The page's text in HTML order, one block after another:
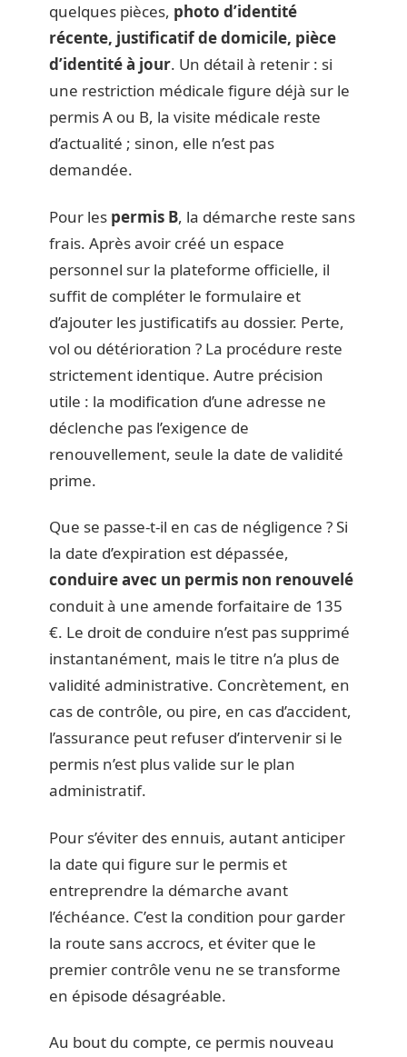
quelques pièces, photo d’identité
récente, justificatif de domicile, pièce
d’identité à jour. Un détail à retenir : si
une restriction médicale figure déjà sur le
permis A ou B, la visite médicale reste
d’actualité ; sinon, elle n’est pas
demandée.
Pour les permis B, la démarche reste sans
frais. Après avoir créé un espace
personnel sur la plateforme officielle, il
suffit de compléter le formulaire et
d’ajouter les justificatifs au dossier. Perte,
vol ou détérioration ? La procédure reste
strictement identique. Autre précision
utile : la modification d’une adresse ne
déclenche pas l’exigence de
renouvellement, seule la date de validité
prime.
Que se passe-t-il en cas de négligence ? Si
la date d’expiration est dépassée,
conduire avec un permis non renouvelé
conduit à une amende forfaitaire de 135
€. Le droit de conduire n’est pas supprimé
instantanément, mais le titre n’a plus de
validité administrative. Concrètement, en
cas de contrôle, ou pire, en cas d’accident,
l’assurance peut refuser d’intervenir si le
permis n’est plus valide sur le plan
administratif.
Pour s’éviter des ennuis, autant anticiper
la date qui figure sur le permis et
entreprendre la démarche avant
l’échéance. C’est la condition pour garder
la route sans accrocs, et éviter que le
premier contrôle venu ne se transforme
en épisode désagréable.
Au bout du compte, ce permis nouveau